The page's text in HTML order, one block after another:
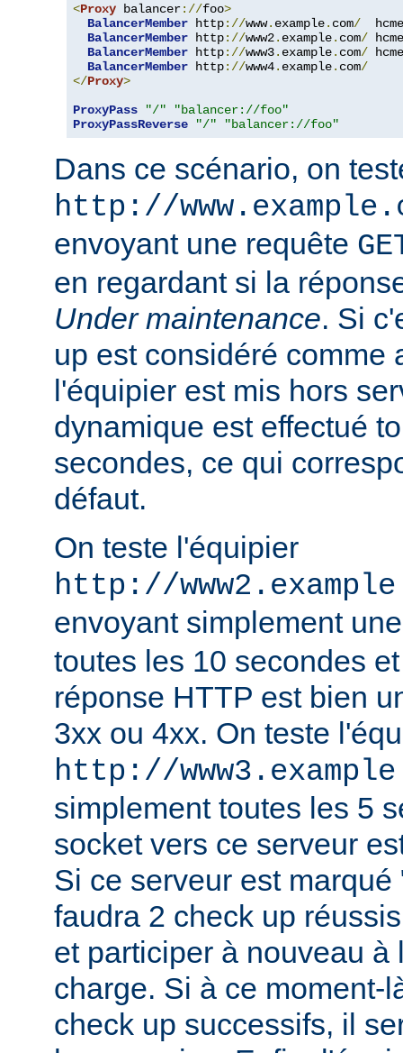
<Proxy balancer://foo>
BalancerMember http://www. example. com/
BalancerMember http://www2. example. com/
BalancerMember http://www3. example. com/
BalancerMember http://www4. example. com/
</Proxy>
ProxyPass
"/"
"balancer://foo"
ProxyPassReverse
"/" "balancer://foo"
Dans ce scénario, on
http://
envoyant une requête
en regardant si la
Under maintenance. Si
up est considéré comme
l'équipier est mis hors
dynamique est effectué
secondes, ce qui
défaut.
On teste l'équipier
http://
envoyant simplement
toutes les 10 secondes
réponse HTTP est bien
3xx ou 4xx. On teste
http://
simplement toutes les 5
socket vers ce serveur
Si ce serveur est
faudra 2 check up
et participer à nouveau à
charge. Si à ce moment-
check up successifs, il